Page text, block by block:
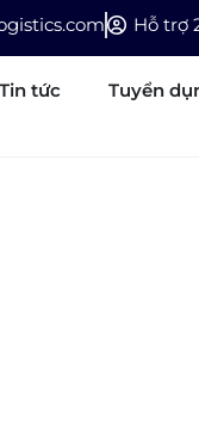
Hỗ trợ
Tin tức Tuyển